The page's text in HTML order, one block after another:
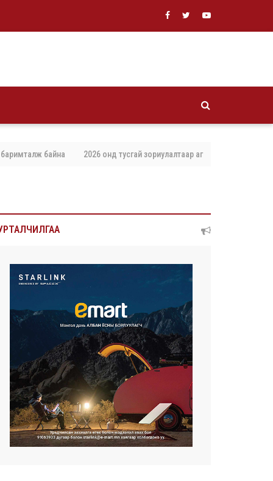
байна 2026 онд тусгай зориулалтаар агнах, барих амьтны тоо